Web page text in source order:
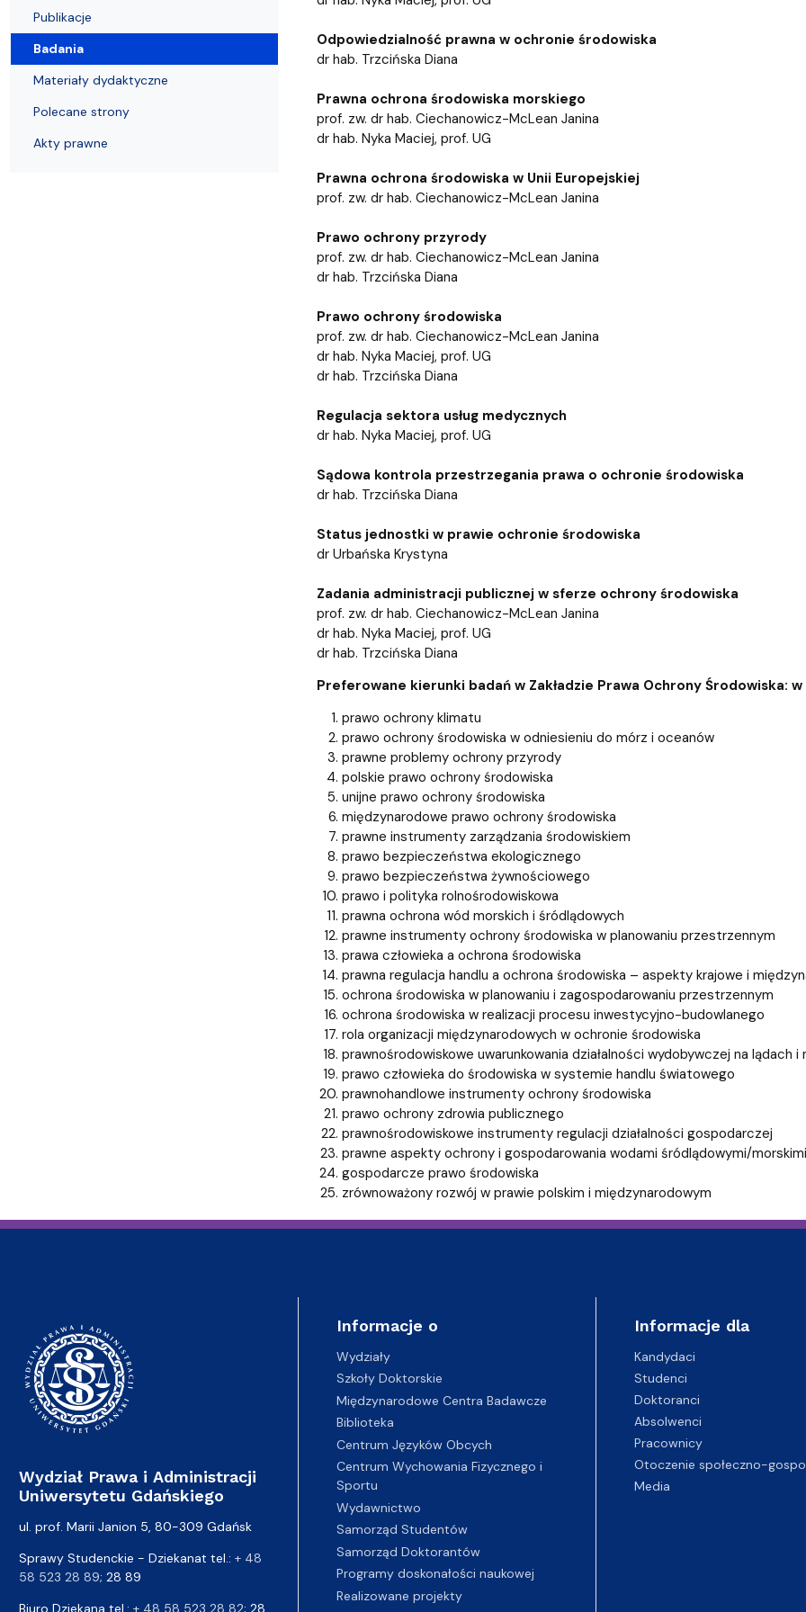
Odpowiedzialność prawna w ochronie środowiska
dr hab. Trzcińska Diana
Prawna ochrona środowiska morskiego
prof. zw. dr hab. Ciechanowicz-McLean Janina
dr hab. Nyka Maciej, prof. UG
Prawna ochrona środowiska w Unii Europejskiej
prof. zw. dr hab. Ciechanowicz-McLean Janina
Prawo ochrony przyrody
prof. zw. dr hab. Ciechanowicz-McLean Janina
dr hab. Trzcińska Diana
Prawo ochrony środowiska
prof. zw. dr hab. Ciechanowicz-McLean Janina
dr hab. Nyka Maciej, prof. UG
dr hab. Trzcińska Diana
Regulacja sektora usług medycznych
dr hab. Nyka Maciej, prof. UG
Sądowa kontrola przestrzegania prawa o ochronie środowiska
dr hab. Trzcińska Diana
Status jednostki w prawie ochronie środowiska
dr Urbańska Krystyna
Zadania administracji publicznej w sferze ochrony środowiska
prof. zw. dr hab. Ciechanowicz-McLean Janina
dr hab. Nyka Maciej, prof. UG
dr hab. Trzcińska Diana
Preferowane kierunki badań w Zakładzie Prawa Ochrony Środowiska: w
prawo ochrony klimatu
prawo ochrony środowiska w odniesieniu do mórz i oceanów
prawne problemy ochrony przyrody
polskie prawo ochrony środowiska
unijne prawo ochrony środowiska
międzynarodowe prawo ochrony środowiska
prawne instrumenty zarządzania środowiskiem
prawo bezpieczeństwa ekologicznego
prawo bezpieczeństwa żywnościowego
prawo i polityka rolnośrodowiskowa
prawna ochrona wód morskich i śródlądowych
prawne instrumenty ochrony środowiska w planowaniu przestrzennym
prawa człowieka a ochrona środowiska
prawna regulacja handlu a ochrona środowiska – aspekty krajowe i
ochrona środowiska w planowaniu i zagospodarowaniu przestrzennym
ochrona środowiska w realizacji procesu inwestycyjno-budowlanego
rola organizacji międzynarodowych w ochronie środowiska
prawnośrodowiskowe uwarunkowania działalności wydobywczej na lądach i
prawo człowieka do środowiska w systemie handlu światowego
prawnohandlowe instrumenty ochrony środowiska
prawo ochrony zdrowia publicznego
prawnośrodowiskowe instrumenty regulacji działalności gospodarczej
prawne aspekty ochrony i gospodarowania wodami śródlądowymi/morskimi
gospodarcze prawo środowiska
zrównoważony rozwój w prawie polskim i międzynarodowym
Publikacje
Badania
Materiały dydaktyczne
Polecane strony
Akty prawne
Wydział Prawa i Administracji
Uniwersytetu Gdańskiego
ul. prof. Marii Janion 5, 80-309 Gdańsk
Sprawy Studenckie - Dziekanat tel.: + 48
58 523 28 89; 28 89
Biuro Dziekana tel.: + 48 58 523 28 82; 28
Informacje o
Wydziały
Szkoły Doktorskie
Międzynarodowe Centra Badawcze
Biblioteka
Centrum Języków Obcych
Centrum Wychowania Fizycznego i
Sportu
Wydawnictwo
Samorząd Studentów
Samorząd Doktorantów
Programy doskonałości naukowej
Realizowane projekty
Informacje dla
Kandydaci
Studenci
Doktoranci
Absolwenci
Pracownicy
Otoczenie społeczno-
Media